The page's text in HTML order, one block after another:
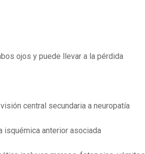
ojos y puede llevar a la pérdida
central secundaria a neuropatía
isquémica anterior asociada